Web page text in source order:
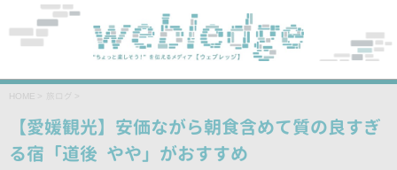
HOME
【愛媛観光】安価ながら朝食含めて質の良すぎ
る宿「道後 やや」がおすすめ